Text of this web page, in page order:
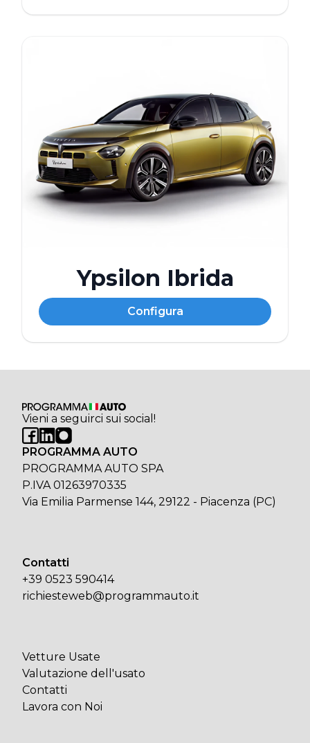
Ypsilon Ibrida
Configura
Vieni a seguirci sui social!
PROGRAMMA AUTO
PROGRAMMA AUTO SPA
P.IVA 01263970335
Via Emilia Parmense 144, 29122 - Piacenza (PC)
Contatti
+39 0523 590414
richiesteweb@programmauto.it
Vetture Usate
Valutazione dell'usato
Contatti
Lavora con Noi